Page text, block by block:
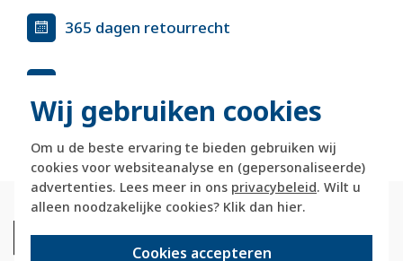
Wij gebruiken cookies
Om u de beste ervaring te bieden gebruiken wij
cookies voor websiteanalyse en (gepersonaliseerde)
advertenties. Lees meer in ons privacybeleid. Wilt u
alleen noodzakelijke cookies? Klik dan hier.
Cookies accepteren
365 dagen retourrecht
voor 21u besteld, morgen in huis*